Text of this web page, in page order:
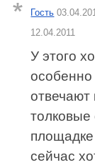
Гость
12.04.2011
У этого
отвечают
сейчас